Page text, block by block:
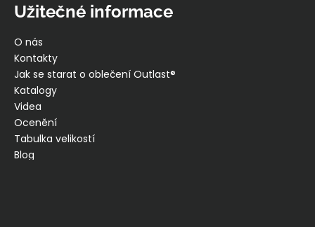
Užitečné informace
O nás
Kontakty
Jak se starat o oblečení Outlast®
Katalogy
Videa
Ocenění
Tabulka velikostí
Blog